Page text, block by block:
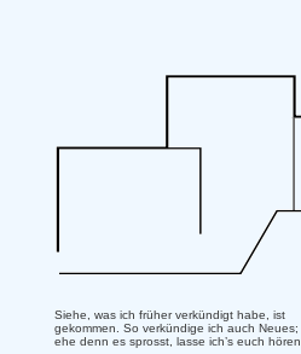
Siehe, was ich früher verkündigt habe, ist
gekommen. So verkündige ich auch Neues;
ehe denn es sprosst, lasse ich’s euch hören.